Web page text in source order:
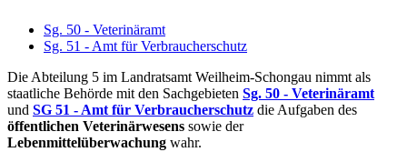
Sg. 50 - Veterinäramt
Sg. 51 - Amt für Verbraucherschutz
Die Abteilung 5 im Landratsamt Weilheim-Schongau nimmt als
staatliche Behörde mit den Sachgebieten Sg. 50 - Veterinäramt
und SG 51 - Amt für Verbraucherschutz die Aufgaben des
öffentlichen Veterinärwesens sowie der
Lebenmittelüberwachung wahr.